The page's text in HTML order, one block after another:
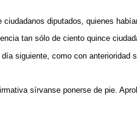
diputados, quienes
tan sólo de ciento quince
siguiente, como con anterioridad
sírvanse ponerse de pie.